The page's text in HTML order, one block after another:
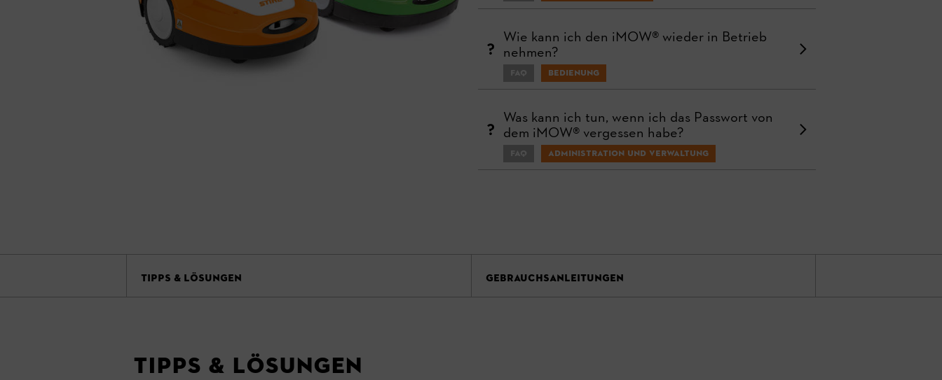
Wie kann ich den iMOW® wieder in Betrieb
nehmen?
FAQ Bedienung
Was kann ich tun, wenn ich das Passwort von
dem iMOW® vergessen habe?
FAQ Administration und Verwaltung
TIPPS & LÖSUNGEN GEBRAUCHSANLEITUNGEN
Tipps & Lösungen